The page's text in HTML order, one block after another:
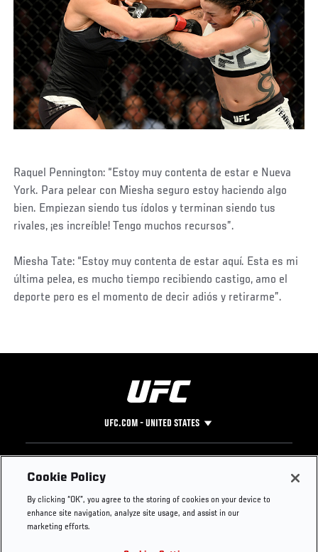
Raquel Pennington: “Estoy muy contenta de estar e Nueva
York. Para pelear con Miesha seguro estoy haciendo algo
bien. Empiezan siendo tus ídolos y terminan siendo tus
rivales, ¡es increíble! Tengo muchos recursos”.
Miesha Tate: “Estoy muy contenta de estar aquí. Esta es mi
última pelea, es mucho tiempo recibiendo castigo, amo el
deporte pero es el momento de decir adiós y retirarme”.
UFC.COM - UNITED STATES
Footer
UFC
UFC Foundation
UFC Careers
Instagram
Press
Cookie Policy
By clicking “OK”, you agree to the storing of cookies on your device to
enhance site navigation, analyze site usage, and assist in our
marketing efforts.